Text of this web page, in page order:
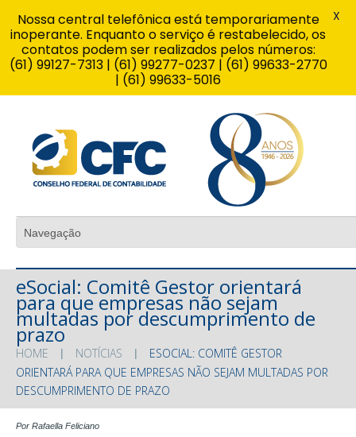
eSocial: Comitê Gestor orientará
para que empresas não sejam
multadas por descumprimento de
prazo
HOME NOTÍCIAS
ESOCIAL: COMITÊ GESTOR
ORIENTARÁ PARA QUE EMPRESAS NÃO SEJAM MULTADAS POR
DESCUMPRIMENTO DE PRAZO
Por Rafaella Feliciano
Nossa central telefônica está temporariamente
inoperante. Enquanto o serviço é restabelecido, os
contatos podem ser realizados pelos números:
(61) 99127-7313 | (61) 99277-0237 | (61) 99633-2770
| (61) 99633-5016
X